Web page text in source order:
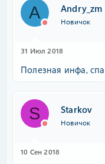
A Andry_zm
Новичок
31 Июл 2018
Полезная инфа,
S Starkov
Новичок
10 Сен 2018